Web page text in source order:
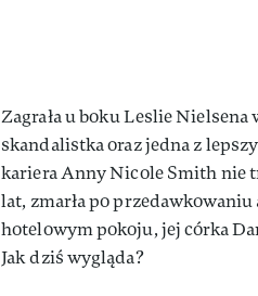
Zagrała u boku Leslie
skandalistka oraz jedna z
kariera Anny Nicole Smith nie
lat, zmarła po
hotelowym pokoju, jej córka
Jak dziś wygląda?